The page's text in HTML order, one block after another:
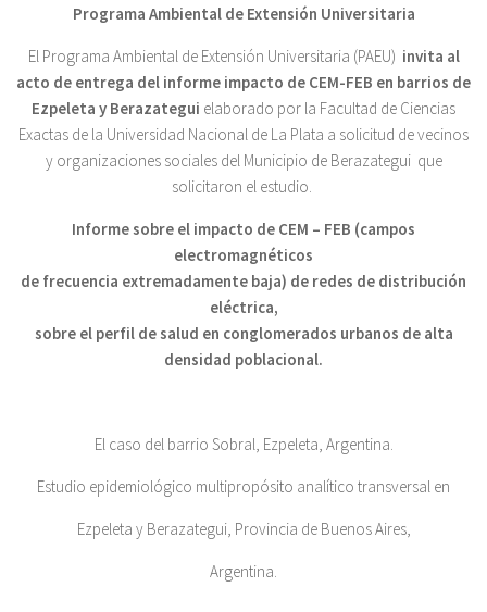
Programa Ambiental de Extensión Universitaria
El Programa Ambiental de Extensión Universitaria (PAEU) invita al
acto de entrega del informe impacto de CEM-FEB en barrios de
Ezpeleta y Berazategui elaborado por la Facultad de Ciencias
Exactas de la Universidad Nacional de La Plata a solicitud de vecinos
y organizaciones sociales del Municipio de Berazategui que
solicitaron el estudio.
Informe sobre el impacto de CEM – FEB (campos
electromagnéticos
de frecuencia extremadamente baja) de redes de distribución
eléctrica,
sobre el perfil de salud en conglomerados urbanos de alta
densidad poblacional.
El caso del barrio Sobral, Ezpeleta, Argentina.
Estudio epidemiológico multipropósito analítico transversal en
Ezpeleta y Berazategui, Provincia de Buenos Aires,
Argentina.